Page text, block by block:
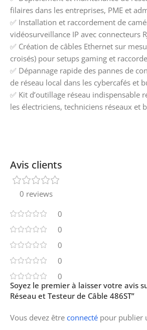
filaires dans les entreprises, PME et
✅ Installation et raccordement de
vidéosurveillance IP avec connecteurs
✅ Création de câbles Ethernet sur
croisés) pour setups gaming et
✅ Dépannage rapide des pannes de
de réseau local dans les cybercafés et
✅ Kit d’outillage réseau indispensable
les électriciens, techniciens réseaux et
Avis clients
0 reviews
0
0
0
0
0
Soyez le premier à laisser votre avis
Réseau et Testeur de Câble 486ST”
Vous devez être connecté pour publier